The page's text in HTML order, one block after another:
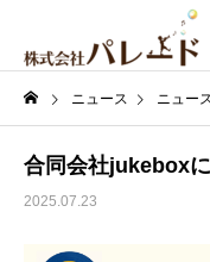
ニュース ニュー
合同会社jukebox
2025.07.23